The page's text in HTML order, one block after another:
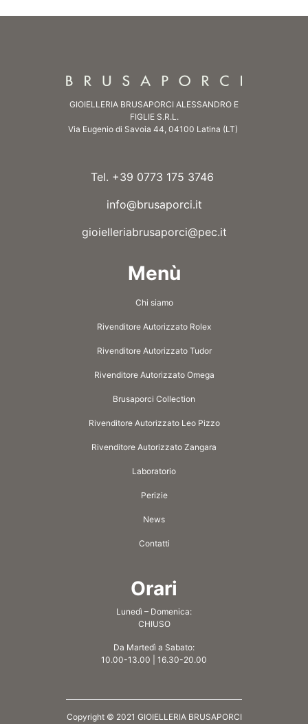
GIOIELLERIA BRUSAPORCI ALESSANDRO E
FIGLIE S.R.L.
Via Eugenio di Savoia 44, 04100 Latina (LT)
Tel. +39 0773 175 3746
info@brusaporci.it
gioielleriabrusaporci@pec.it
Menù
Chi siamo
Rivenditore Autorizzato Rolex
Rivenditore Autorizzato Tudor
Rivenditore Autorizzato Omega
Brusaporci Collection
Rivenditore Autorizzato Leo Pizzo
Rivenditore Autorizzato Zangara
Laboratorio
Perizie
News
Contatti
Orari
Lunedì – Domenica:
CHIUSO
Da Martedì a Sabato:
10.00-13.00 | 16.30-20.00
Copyright © 2021 GIOIELLERIA BRUSAPORCI